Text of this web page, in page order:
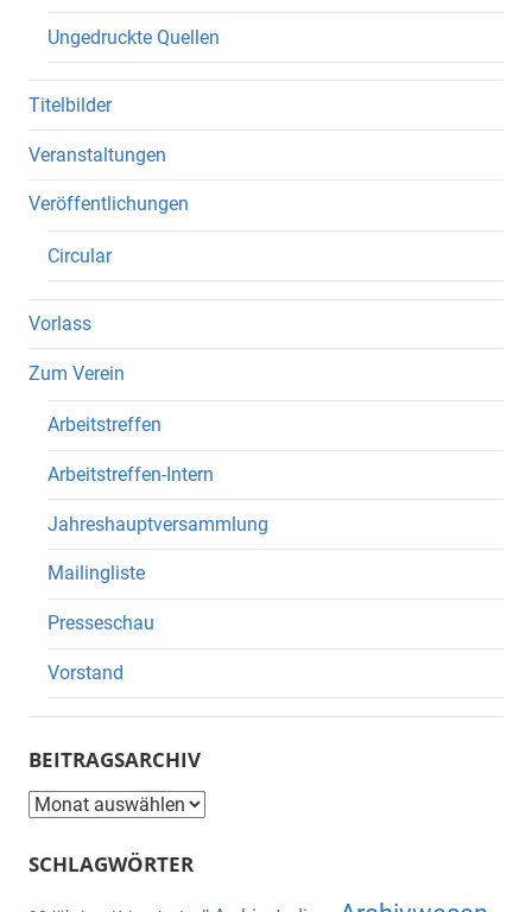
Ungedruckte Quellen
Titelbilder
Veranstaltungen
Veröffentlichungen
Circular
Vorlass
Zum Verein
Arbeitstreffen
Arbeitstreffen-Intern
Jahreshauptversammlung
Mailingliste
Presseschau
Vorstand
BEITRAGSARCHIV
Beitragsarchiv
SCHLAGWÖRTER